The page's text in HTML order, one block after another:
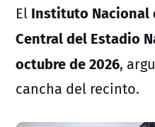
El Instituto Nacional
Central del Estadio
octubre de 2026,
cancha del recinto.